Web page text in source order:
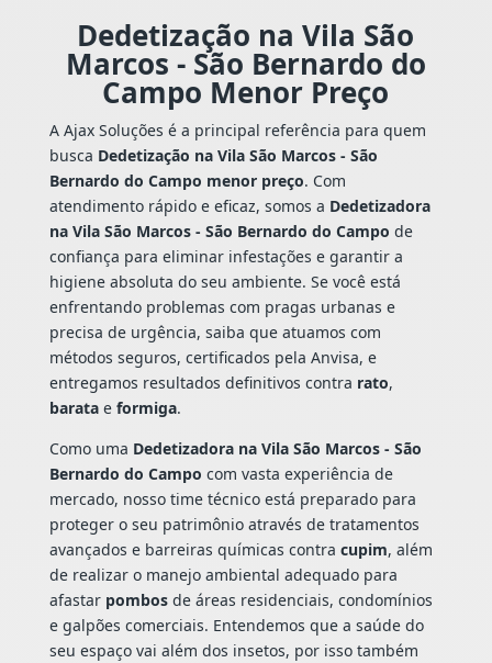
Dedetização na Vila São
Marcos - São Bernardo do
Campo Menor Preço
A Ajax Soluções é a principal referência para quem
busca Dedetização na Vila São Marcos - São
Bernardo do Campo menor preço. Com
atendimento rápido e eficaz, somos a Dedetizadora
na Vila São Marcos - São Bernardo do Campo de
confiança para eliminar infestações e garantir a
higiene absoluta do seu ambiente. Se você está
enfrentando problemas com pragas urbanas e
precisa de urgência, saiba que atuamos com
métodos seguros, certificados pela Anvisa, e
entregamos resultados definitivos contra rato,
baratae formiga.
Como uma Dedetizadora na Vila São Marcos - São
Bernardo do Campo com vasta experiência de
mercado, nosso time técnico está preparado para
proteger o seu patrimônio através de tratamentos
avançados e barreiras químicas contra cupim, além
de realizar o manejo ambiental adequado para
afastar pombosde áreas residenciais, condomínios
e galpões comerciais. Entendemos que a saúde do
seu espaço vai além dos insetos, por isso também